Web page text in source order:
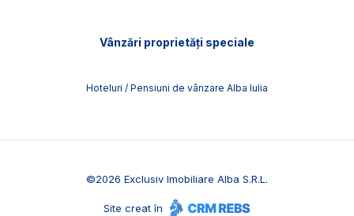
Vânzări proprietăți speciale
Hoteluri / Pensiuni de vânzare Alba Iulia
©2026 Exclusiv Imobiliare Alba S.R.L.
Site creat în